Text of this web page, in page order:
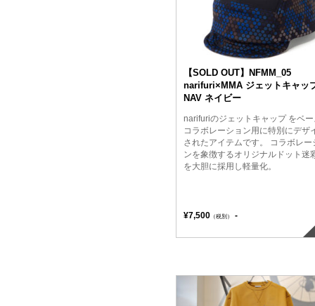
【SOLD OUT】NFMM_05
narifuri×MMA ジェットキャ
NAV ネイビー
narifuriのジェットキャップ をベ
コラボレーション用に特別にデザ
されたアイテムです。 コラボレー
ンを象徴するオリジナルドット迷
を大胆に採用し軽量化。
¥7,500 （税別） -